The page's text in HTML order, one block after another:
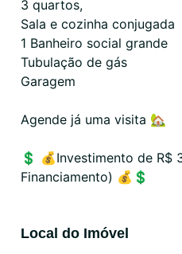
3 quartos,
Sala e cozinha conjugada
1 Banheiro social grande
Tubulação de gás
Garagem
Agende já uma visita 🏡
💲 💰Investimento de R$
Financiamento) 💰💲
Local do Imóvel